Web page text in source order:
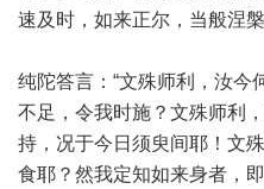
速及时，如来正尔，当般涅
纯陀答言：“文殊师利，汝今
不足，令我时施？文殊师利
持，况于今日须臾间耶！文
食耶？然我定知如来身者，